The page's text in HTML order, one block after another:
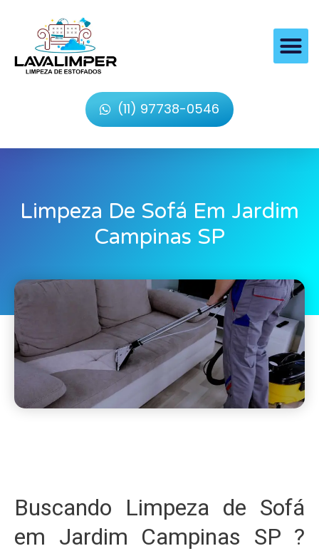
(11) 97738-0546
Limpeza De Sofá Em Jardim
Campinas SP
Buscando Limpeza de Sofá
em Jardim Campinas SP ?